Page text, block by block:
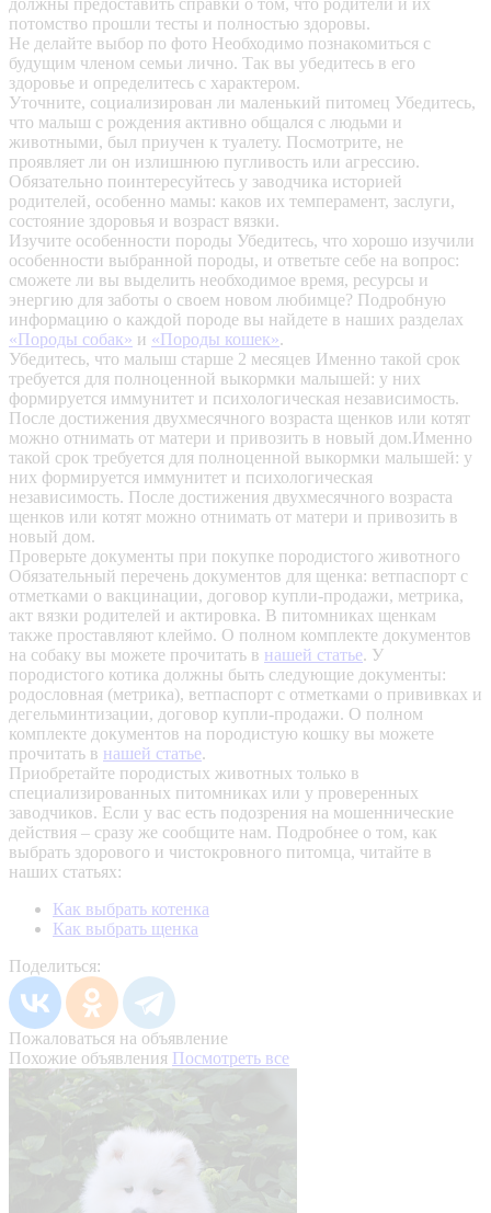
должны предоставить справки о том, что родители и их
потомство прошли тесты и полностью здоровы.
Не делайте выбор по фото Необходимо познакомиться с
будущим членом семьи лично. Так вы убедитесь в его
здоровье и определитесь с характером.
Уточните, социализирован ли маленький питомец Убедитесь,
что малыш с рождения активно общался с людьми и
животными, был приучен к туалету. Посмотрите, не
проявляет ли он излишнюю пугливость или агрессию.
Обязательно поинтересуйтесь у заводчика историей
родителей, особенно мамы: каков их темперамент, заслуги,
состояние здоровья и возраст вязки.
Изучите особенности породы Убедитесь, что хорошо изучили
особенности выбранной породы, и ответьте себе на вопрос:
сможете ли вы выделить необходимое время, ресурсы и
энергию для заботы о своем новом любимце? Подробную
информацию о каждой породе вы найдете в наших разделах
«Породы собак» и «Породы кошек».
Убедитесь, что малыш старше 2 месяцев Именно такой срок
требуется для полноценной выкормки малышей: у них
формируется иммунитет и психологическая независимость.
После достижения двухмесячного возраста щенков или котят
можно отнимать от матери и привозить в новый дом.Именно
такой срок требуется для полноценной выкормки малышей: у
них формируется иммунитет и психологическая
независимость. После достижения двухмесячного возраста
щенков или котят можно отнимать от матери и привозить в
новый дом.
Проверьте документы при покупке породистого животного
Обязательный перечень документов для щенка: ветпаспорт с
отметками о вакцинации, договор купли-продажи, метрика,
акт вязки родителей и актировка. В питомниках щенкам
также проставляют клеймо. О полном комплекте документов
на собаку вы можете прочитать в нашей статье. У
породистого котика должны быть следующие документы:
родословная (метрика), ветпаспорт с отметками о прививках и
дегельминтизации, договор купли-продажи. О полном
комплекте документов на породистую кошку вы можете
прочитать в нашей статье.
Приобретайте породистых животных только в
специализированных питомниках или у проверенных
заводчиков. Если у вас есть подозрения на мошеннические
действия – сразу же сообщите нам. Подробнее о том, как
выбрать здорового и чистокровного питомца, читайте в
наших статьях:
Как выбрать котенка
Как выбрать щенка
Поделиться:
Пожаловаться на объявление
Похожие объявления Посмотреть все